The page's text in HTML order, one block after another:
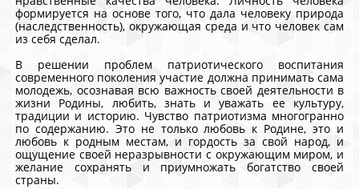
формируется на основе того, что дала человеку природа
(наследственность), окружающая среда и что человек сам
из себя сделал.
В решении проблем патриотического воспитания
современного поколения участие должна принимать сама
молодежь, осознавая всю важность своей деятельности в
жизни Родины, любить, знать и уважать ее культуру,
традиции и историю. Чувство патриотизма многогранно
по содержанию. Это не только любовь к Родине, это и
любовь к родным местам, и гордость за свой народ, и
ощущение своей неразрывности с окружающим миром, и
желание сохранять и приумножать богатство своей
страны.